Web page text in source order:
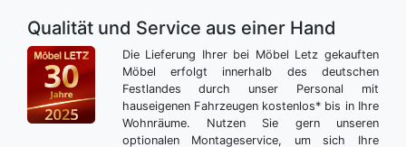
Qualität und Service aus einer Hand
Die Lieferung Ihrer bei Möbel Letz gekauften
Möbel erfolgt innerhalb des deutschen
Festlandes durch unser Personal mit
hauseigenen Fahrzeugen kostenlos* bis in Ihre
Wohnräume. Nutzen Sie gern unseren
optionalen Montageservice, um sich Ihre